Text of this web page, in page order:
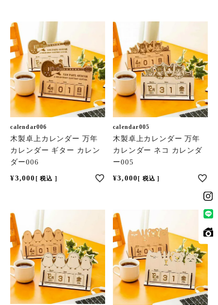
calendar006
木製卓上カレンダー 万年
カレンダー ギター カレン
ダー006
¥3,000 税込
calendar005
木製卓上カレンダー 万年
カレンダー ネコ カレンダ
ー005
¥3,000 税込